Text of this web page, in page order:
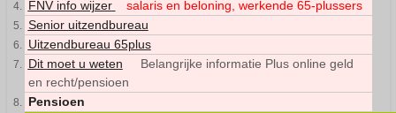
FNV info wijzer
salaris en beloning, werkende 65-plussers
Senior uitzendbureau
Uitzendbureau 65plus
Dit moet u weten
Belangrijke informatie Plus online geld
en recht/pensioen
Pensioen